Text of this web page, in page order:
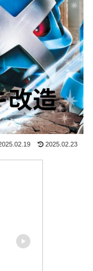
2025.02.23